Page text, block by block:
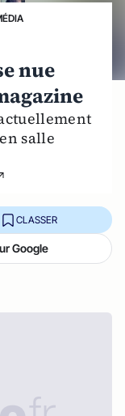
nue
salle
CLASSER
Google